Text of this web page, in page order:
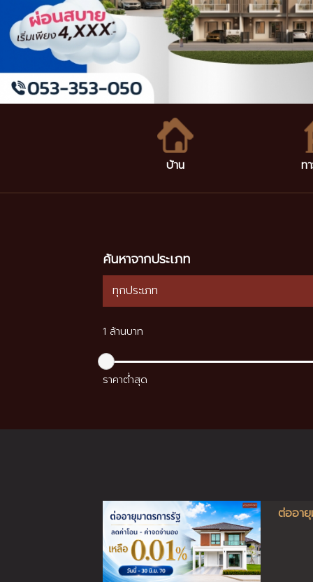
บ้าน ท
ค้นหาจากประเภท
1 ล้านบาท
ราคาต่ำสุด
ต่ออา